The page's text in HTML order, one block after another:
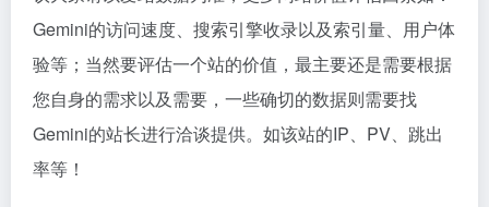
Gemini的访问速度、搜索引擎收录以及索引量、用户体
验等；当然要评估一个站的价值，最主要还是需要根据
您自身的需求以及需要，一些确切的数据则需要找‎
Gemini的站长进行洽谈提供。如该站的IP、PV、跳出
率等！